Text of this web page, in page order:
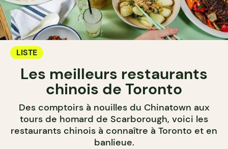
LISTE
Les meilleurs restaurants
chinois de Toronto
Des comptoirs à nouilles du Chinatown aux
tours de homard de Scarborough, voici les
restaurants chinois à connaître à Toronto et en
banlieue.